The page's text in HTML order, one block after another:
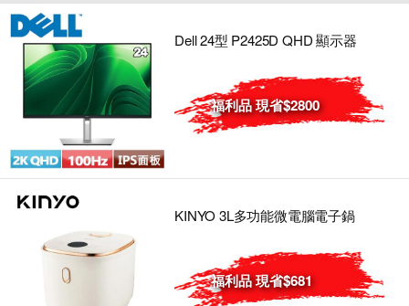
Dell 24型 P2425D QHD 顯示器
福利品 現省$2800
KINYO 3L多功能微電腦電子鍋
福利品 現省$681